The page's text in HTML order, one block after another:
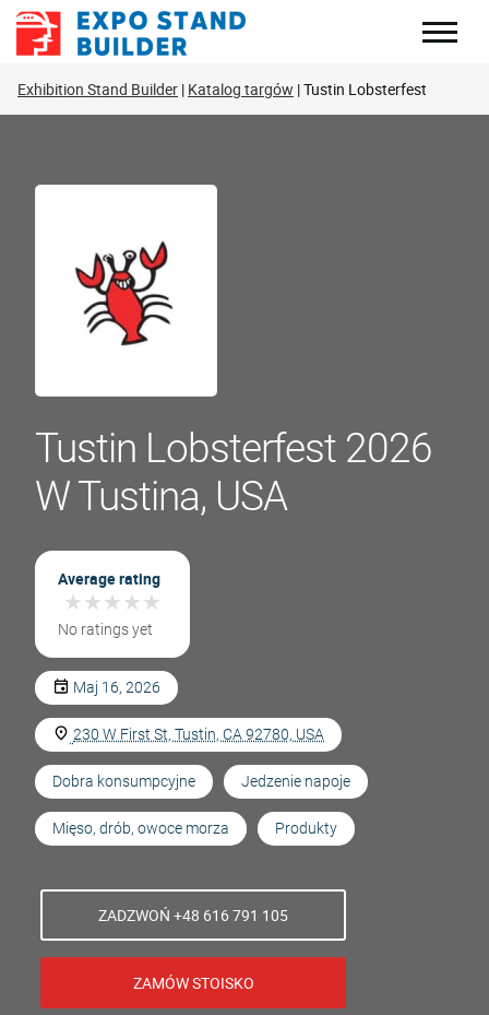
Skip
Exhibition Stand Builder Katalog targów Tustin Lobsterfest
Tustin Lobsterfest 2026
W Tustina, USA
Average rating
★★★★★
★★★★★
No ratings yet
Maj 16, 2026
230 W First St, Tustin, CA 92780, USA
Dobra konsumpcyjne Jedzenie napoje
Mięso, drób, owoce morza Produkty
ZADZWOŃ +48 616 791 105
ZAMÓW STOISKO